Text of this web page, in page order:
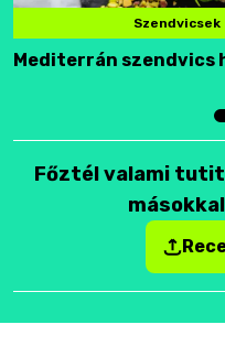
Szendvicsek
Mediterrán szendvics
Főztél valami tutit